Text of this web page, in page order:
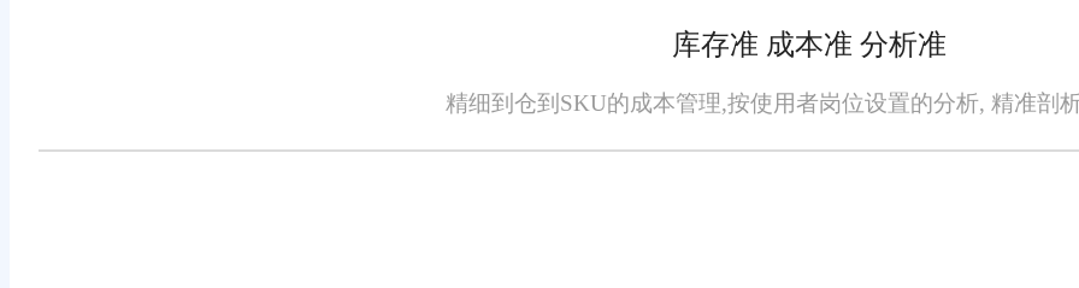
利用系统的数据分析工具，管理层能够更准确地制定采购计划和营销策略，从
外，通过客户关系管理功能，该企业还能够更好地了解客户需求，提供更加个
库存准 成本准 分析准
精细到仓到SKU的成本管理,按使用者岗位设置的分析, 精准剖